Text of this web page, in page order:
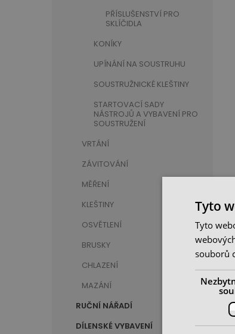
PŘÍSLUŠENSTVÍ PRO
SKLÍČIDLA
KONÍKY
UPÍNÁNÍ NA SOUSTRUHU
SOUSTRUŽNICKÉ KLEŠTINY
STARTOVACÍ SADY
NÁSTROJŮ A VYBAVENÍ PRO
SOUSTRUŽENÍ
VRTÁNÍ
ZÁVITOVÁNÍ
MĚŘENÍ
KLEŠTINY
OSVĚTLENÍ
BRUSKY
CHLAZENÍ
MAZÁNÍ
RUČNÍ NÁŘADÍ
DÍLENSKÉ VYBAVENÍ
Tyto
Tyto
souborů